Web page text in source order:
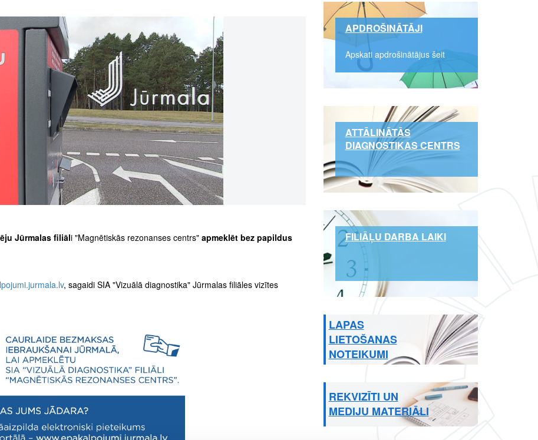
Jūrmalas filiāli "Magnētiskās rezonanses centrs" apmeklēt bez papildus
, sagaidi SIA "Vizuālā diagnostika" Jūrmalas filiāles vizītes
APDROŠINĀTĀJI
Apskati apdrošinātājus šeit
ATTĀLINĀTĀS
DIAGNOSTIKAS CENTRS
FILIĀĻU DARBA LAIKI
LAPAS
LIETOŠANAS
NOTEIKUMI
REKVIZĪTI UN
MEDIJU MATERIĀLI